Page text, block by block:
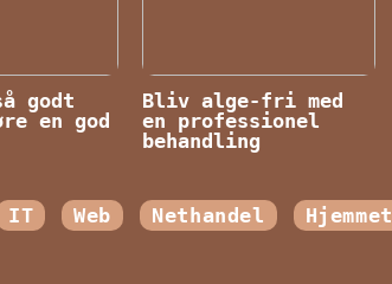
godt
en god
Bliv alge-fri med
en professionel
behandling
IT Web Nethandel Hjemmet